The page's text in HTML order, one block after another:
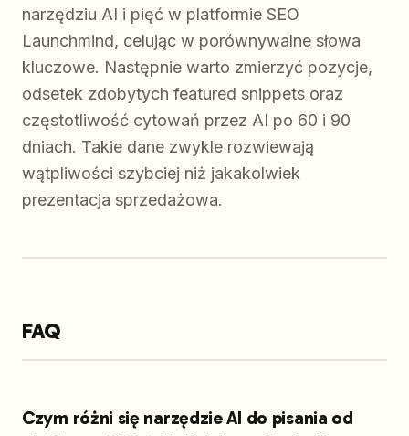
narzędziu AI i pięć w platformie SEO
Launchmind, celując w porównywalne słowa
kluczowe. Następnie warto zmierzyć pozycje,
odsetek zdobytych featured snippets oraz
częstotliwość cytowań przez AI po 60 i 90
dniach. Takie dane zwykle rozwiewają
wątpliwości szybciej niż jakakolwiek
prezentacja sprzedażowa.
FAQ
Czym różni się narzędzie AI do pisania od